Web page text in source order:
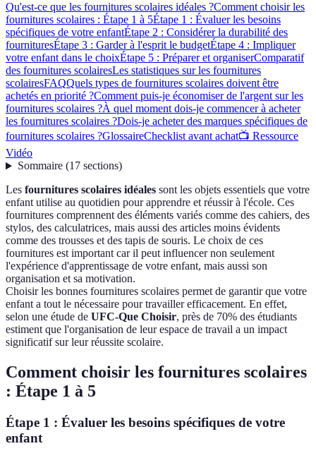
Qu'est-ce que les fournitures scolaires idéales ?Comment choisir les
fournitures scolaires : Étape 1 à 5Étape 1 : Évaluer les besoins
spécifiques de votre enfantÉtape 2 : Considérer la durabilité des
fournituresÉtape 3 : Garder à l'esprit le budgetÉtape 4 : Impliquer
votre enfant dans le choixÉtape 5 : Préparer et organiserComparatif
des fournitures scolairesLes statistiques sur les fournitures
scolairesFAQQuels types de fournitures scolaires doivent être
achetés en priorité ?Comment puis-je économiser de l'argent sur les
fournitures scolaires ?À quel moment dois-je commencer à acheter
les fournitures scolaires ?Dois-je acheter des marques spécifiques de
fournitures scolaires ?GlossaireChecklist avant achat📺 Ressource
Vidéo
Sommaire(17 sections)
Les fournitures scolaires idéales sont les objets essentiels que votre
enfant utilise au quotidien pour apprendre et réussir à l'école. Ces
fournitures comprennent des éléments variés comme des cahiers, des
stylos, des calculatrices, mais aussi des articles moins évidents
comme des trousses et des tapis de souris. Le choix de ces
fournitures est important car il peut influencer non seulement
l'expérience d'apprentissage de votre enfant, mais aussi son
organisation et sa motivation.
Choisir les bonnes fournitures scolaires permet de garantir que votre
enfant a tout le nécessaire pour travailler efficacement. En effet,
selon une étude de UFC-Que Choisir, près de 70% des étudiants
estiment que l'organisation de leur espace de travail a un impact
significatif sur leur réussite scolaire.
Comment choisir les fournitures scolaires
: Étape 1 à 5
Étape 1 : Évaluer les besoins spécifiques de votre
enfant